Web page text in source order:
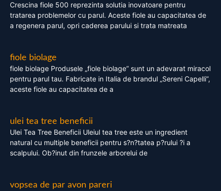
Crescina fiole 500 reprezinta solutia inovatoare pentru
tratarea problemelor cu parul. Aceste fiole au capacitatea de
a regenera parul, opri caderea parului si trata matreata
fiole biolage
fiole biolage Produsele „fiole biolage” sunt un adevarat miracol
pentru parul tau. Fabricate in Italia de brandul „Sereni Capelli”,
aceste fiole au capacitatea de a
ulei tea tree beneficii
Ulei Tea Tree Beneficii Uleiul tea tree este un ingredient
natural cu multiple beneficii pentru s?n?tatea p?rului ?i a
scalpului. Ob?inut din frunzele arborelui de
vopsea de par avon pareri